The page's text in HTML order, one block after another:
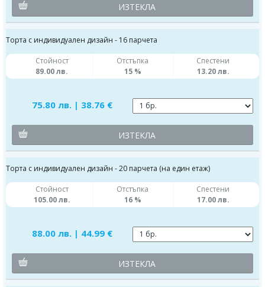
ИЗТЕКЛА
Торта с индивидуален дизайн - 16 парчета
Стойност
89.00 лв.
Отстъпка
15 %
Спестени
13.20 лв.
75.80 лв. | 38.76 €
ИЗТЕКЛА
Торта с индивидуален дизайн - 20 парчета (на един етаж)
Стойност
105.00 лв.
Отстъпка
16 %
Спестени
17.00 лв.
88.00 лв. | 44.99 €
ИЗТЕКЛА